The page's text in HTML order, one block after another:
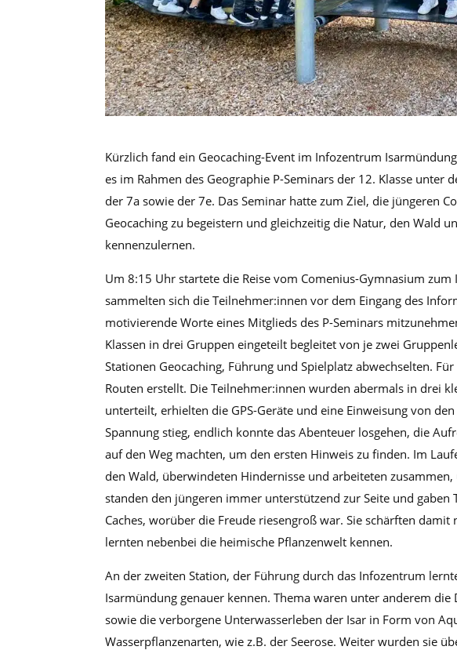
Kürzlich fand ein Geocaching-Event im Infozentrum
es im Rahmen des Geographie P-Seminars der 12. Klasse unter
der 7a sowie der 7e. Das Seminar hatte zum Ziel, die jüngeren
Geocaching zu begeistern und gleichzeitig die Natur, den Wald
kennenzulernen.
Um 8:15 Uhr startete die Reise vom Comenius-Gymnasium
sammelten sich die Teilnehmer:innen vor dem Eingang des
motivierende Worte eines Mitglieds des P-Seminars
Klassen in drei Gruppen eingeteilt begleitet von je zwei
Stationen Geocaching, Führung und Spielplatz abwechselten.
Routen erstellt. Die Teilnehmer:innen wurden abermals in drei
unterteilt, erhielten die GPS-Geräte und eine Einweisung von
Spannung stieg, endlich konnte das Abenteuer losgehen, die
auf den Weg machten, um den ersten Hinweis zu finden. Im
den Wald, überwindeten Hindernisse und arbeiteten
standen den jüngeren immer unterstützend zur Seite und
Caches, worüber die Freude riesengroß war. Sie schärften
lernten nebenbei die heimische Pflanzenwelt kennen.
An der zweiten Station, der Führung durch das Infozentrum
Isarmündung genauer kennen. Thema waren unter anderem die
sowie die verborgene Unterwasserleben der Isar in Form von
Wasserpflanzenarten, wie z.B. der Seerose. Weiter wurden sie